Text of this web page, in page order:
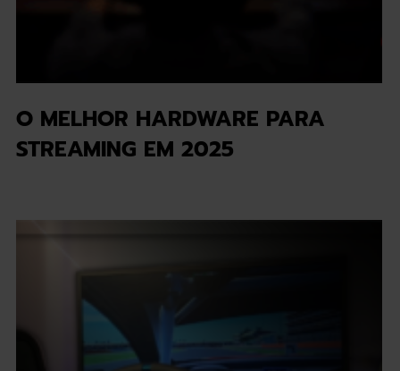
O MELHOR HARDWARE PARA
STREAMING EM 2025